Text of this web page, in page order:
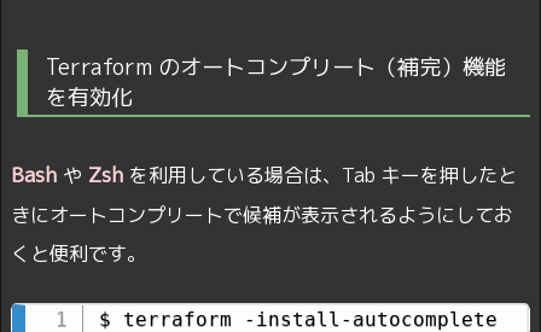
Terraform のオートコンプリート（補完）機能
を有効化
Bash や Zsh を利用している場合は、Tab キーを押したと
きにオートコンプリートで候補が表示されるようにしてお
くと便利です。
$ terraform -install-autocomplete